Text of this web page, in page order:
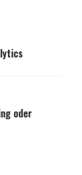
oder